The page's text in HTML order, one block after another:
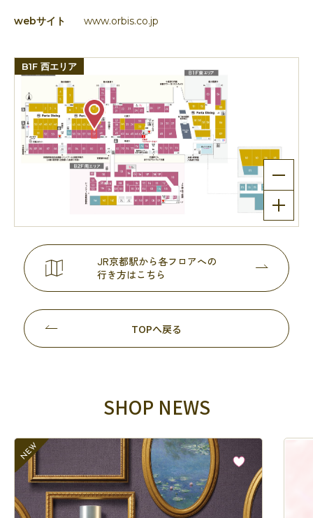
webサイト www.orbis.co.jp
B1F 西エリア
JR京都駅から各フロアへの
行き方はこちら
TOPへ戻る
SHOP NEWS